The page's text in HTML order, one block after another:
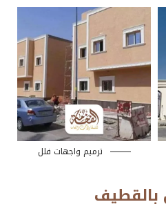
ترميم واجهات فلل
بالقطيف